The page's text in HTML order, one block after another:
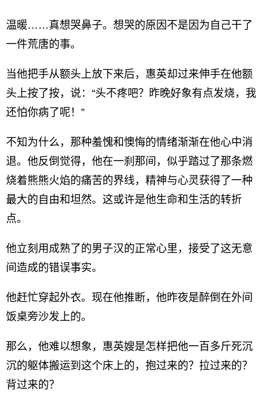
温暖……真想哭鼻子。想哭的原因不是因为自己干了
一件荒唐的事。
当他把手从额头上放下来后，惠英却过来伸手在他额
头上按了按，说：“头不疼吧？昨晚好象有点发烧，我
还怕你病了呢！”
不知为什么，那种羞愧和懊悔的情绪渐渐在他心中消
退。他反倒觉得，他在一刹那间，似乎踏过了那条燃
烧着熊熊火焰的痛苦的界线，精神与心灵获得了一种
最大的自由和坦然。这或许是他生命和生活的转折
点。
他立刻用成熟了的男子汉的正常心里，接受了这无意
间造成的错误事实。
他赶忙穿起外衣。现在他推断，他昨夜是醉倒在外间
饭桌旁沙发上的。
那么，他难以想象，惠英嫂是怎样把他一百多斤死沉
沉的躯体搬运到这个床上的，抱过来的？拉过来的？
背过来的？